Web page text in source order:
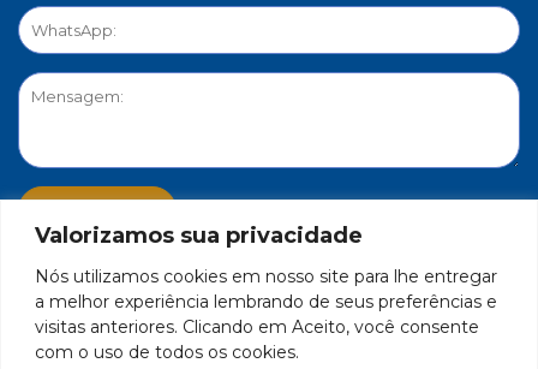
Valorizamos sua privacidade
Nós utilizamos cookies em nosso site para lhe entregar
a melhor experiência lembrando de seus preferências e
visitas anteriores. Clicando em Aceito, você consente
com o uso de todos os cookies.
PORTAL DE PRIVACIDADE